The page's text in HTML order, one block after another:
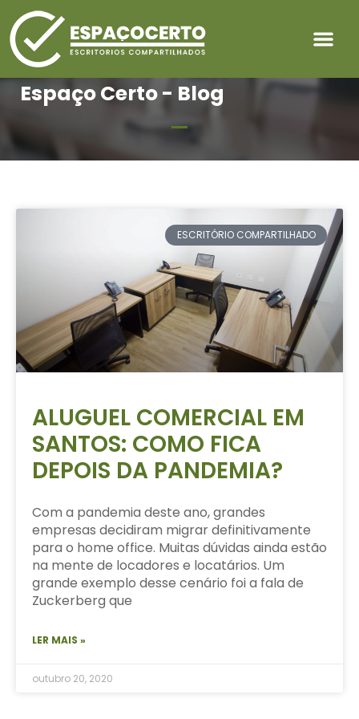
Espaço Certo - Blog
ESCRITÓRIO COMPARTILHADO
ALUGUEL COMERCIAL EM
SANTOS: COMO FICA
DEPOIS DA PANDEMIA?
Com a pandemia deste ano, grandes
empresas decidiram migrar definitivamente
para o home office. Muitas dúvidas ainda estão
na mente de locadores e locatários. Um
grande exemplo desse cenário foi a fala de
Zuckerberg que
LER MAIS »
outubro 20, 2020